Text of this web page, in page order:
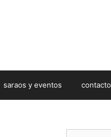
saraos y eventos contacto